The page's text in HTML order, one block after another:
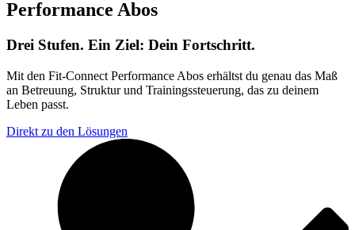
Performance Abos
Drei Stufen. Ein Ziel: Dein Fortschritt.
Mit den Fit-Connect Performance Abos erhältst du genau das Maß
an Betreuung, Struktur und Trainingssteuerung, das zu deinem
Leben passt.
Direkt zu den Lösungen